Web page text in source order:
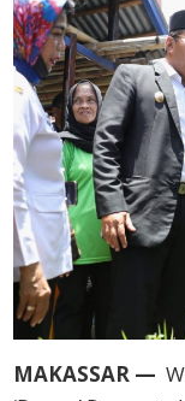
MAKASSAR —